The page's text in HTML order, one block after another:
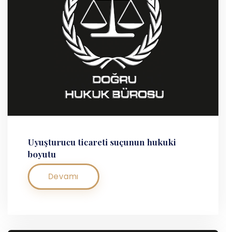
Uyuşturucu ticareti suçunun hukuki
boyutu
Devamı